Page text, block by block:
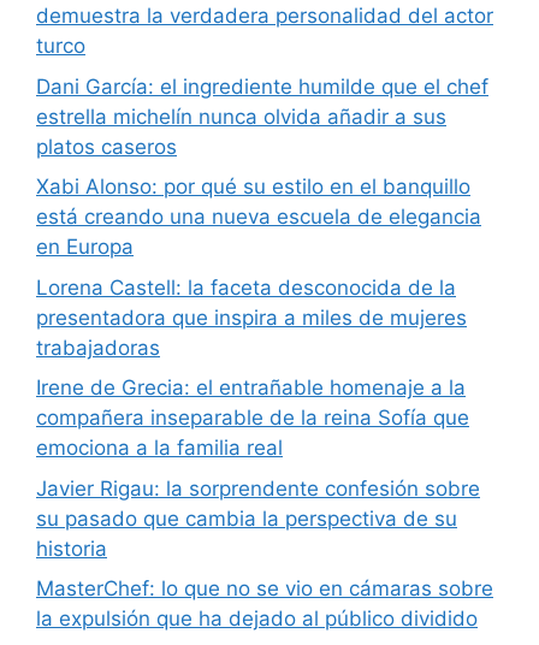
demuestra la verdadera personalidad del actor
turco
Dani García: el ingrediente humilde que el chef
estrella michelín nunca olvida añadir a sus
platos caseros
Xabi Alonso: por qué su estilo en el banquillo
está creando una nueva escuela de elegancia
en Europa
Lorena Castell: la faceta desconocida de la
presentadora que inspira a miles de mujeres
trabajadoras
Irene de Grecia: el entrañable homenaje a la
compañera inseparable de la reina Sofía que
emociona a la familia real
Javier Rigau: la sorprendente confesión sobre
su pasado que cambia la perspectiva de su
historia
MasterChef: lo que no se vio en cámaras sobre
la expulsión que ha dejado al público dividido